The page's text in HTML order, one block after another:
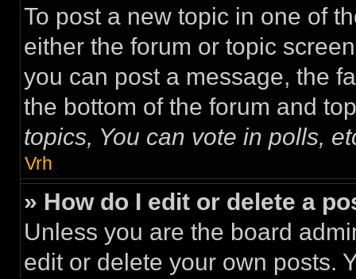
To post a new topic in one of
either the forum or topic
you can post a message, the
the bottom of the forum and
topics, You can vote in polls,
Vrh
» How do I edit or delete a
Unless you are the board
edit or delete your own posts.